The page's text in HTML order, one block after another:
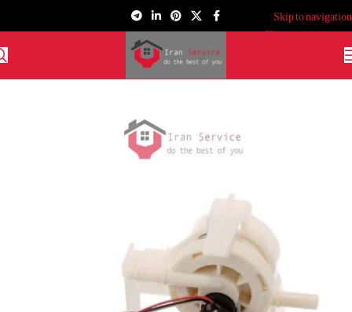
Skip to navigation
Skip to main content